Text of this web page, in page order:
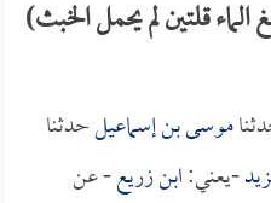
قلتين لم يحمل الخبث)
موسى بن إسماعيلحدثنا
-يعني:ابن زريع- عن